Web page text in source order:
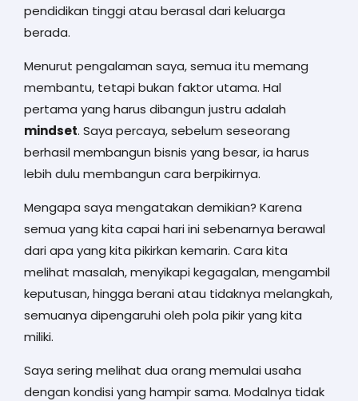
pendidikan tinggi atau berasal dari keluarga
berada.
Menurut pengalaman saya, semua itu memang
membantu, tetapi bukan faktor utama. Hal
pertama yang harus dibangun justru adalah
mindset. Saya percaya, sebelum seseorang
berhasil membangun bisnis yang besar, ia harus
lebih dulu membangun cara berpikirnya.
Mengapa saya mengatakan demikian? Karena
semua yang kita capai hari ini sebenarnya berawal
dari apa yang kita pikirkan kemarin. Cara kita
melihat masalah, menyikapi kegagalan, mengambil
keputusan, hingga berani atau tidaknya melangkah,
semuanya dipengaruhi oleh pola pikir yang kita
miliki.
Saya sering melihat dua orang memulai usaha
dengan kondisi yang hampir sama. Modalnya tidak